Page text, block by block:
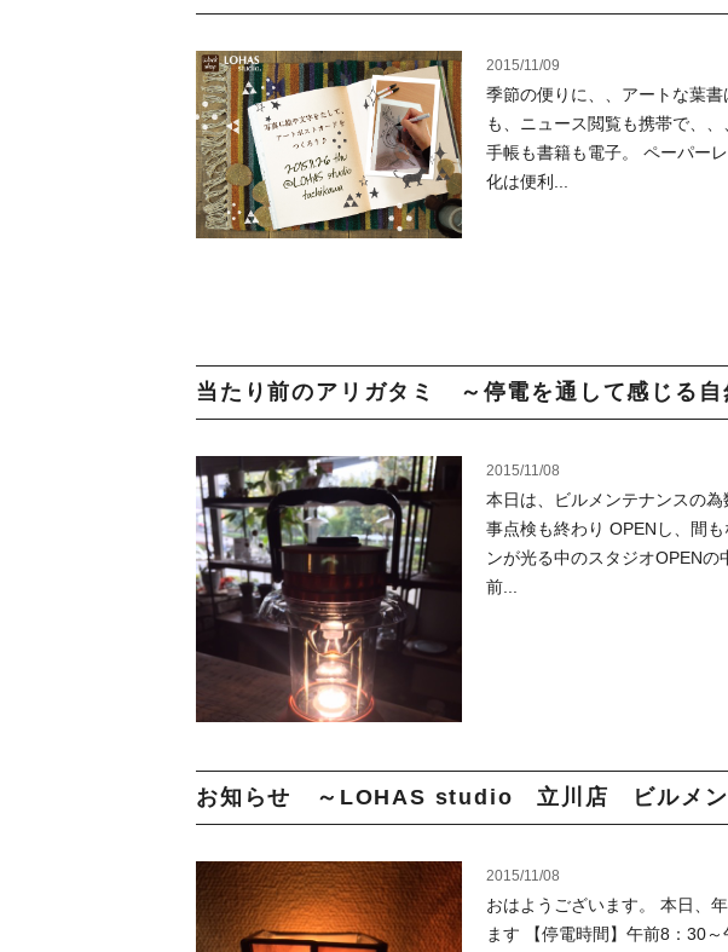
2015/11/09
季節の便りに、、アートな葉
も、ニュース閲覧も携帯で、
手帳も書籍も電子。 ペーパー
化は便利...
当たり前のアリガタミ ～停電を通して感じる自
2015/11/08
本日は、ビルメンテナンスの
事点検も終わり OPENし、間
ンが光る中のスタジオOPEN
前...
お知らせ ～LOHAS studio 立川店 ビルメン
2015/11/08
おはようございます。 本日、
ます 【停電時間】午前8：30